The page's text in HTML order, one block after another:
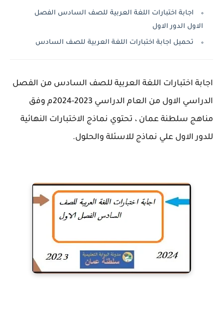
اجابة اختبارات اللغة العربية للصف السادس الفصل
الاول الدور الاول
تحميل اجابة اختبارات اللغة العربية للصف السادس
اجابة اختبارات اللغة العربية للصف السادس من الفصل
الدراسي الاول من العام الدراسي 2023-2024م وفق
مناهج سلطنة عمان ، تحتوي نماذج الاختبارات النهائية
للدور الاول علي نماذج للاسئلة والحلول.